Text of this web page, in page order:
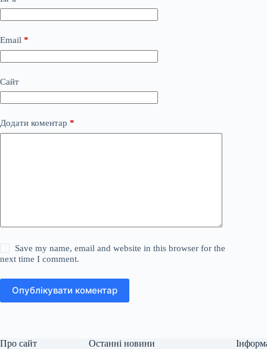
Email *
Сайт
Додати коментар *
Save my name, email and website in this browser for the
next time I comment.
Опублікувати коментар
Про сайт Останні новини